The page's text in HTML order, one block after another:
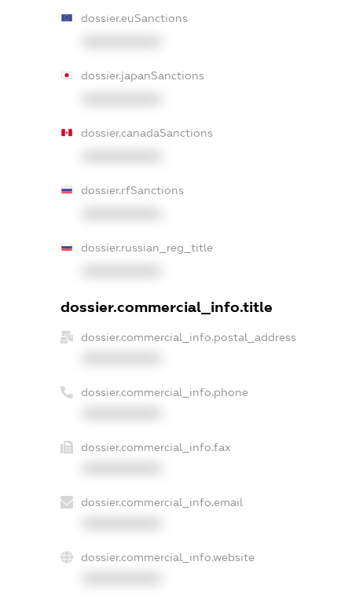
dossier.euSanctions
dossier.japanSanctions
dossier.canadaSanctions
dossier.rfSanctions
dossier.russian_reg_title
dossier.commercial_info.title
dossier.commercial_info.postal_address
dossier.commercial_info.phone
dossier.commercial_info.fax
dossier.commercial_info.email
dossier.commercial_info.website